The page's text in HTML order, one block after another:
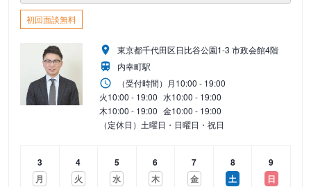
初回面談無料
東京都千代田区日比谷公園1-3 市政会館4階
内幸町駅
（受付時間） 月10:00 - 19:00
火10:00 - 19:00 水10:00 - 19:00
木10:00 - 19:00 金10:00 - 19:00
（定休日）土曜日・日曜日・祝日
3
月
4
火
5
水
6
木
7
金
8
土
9
日